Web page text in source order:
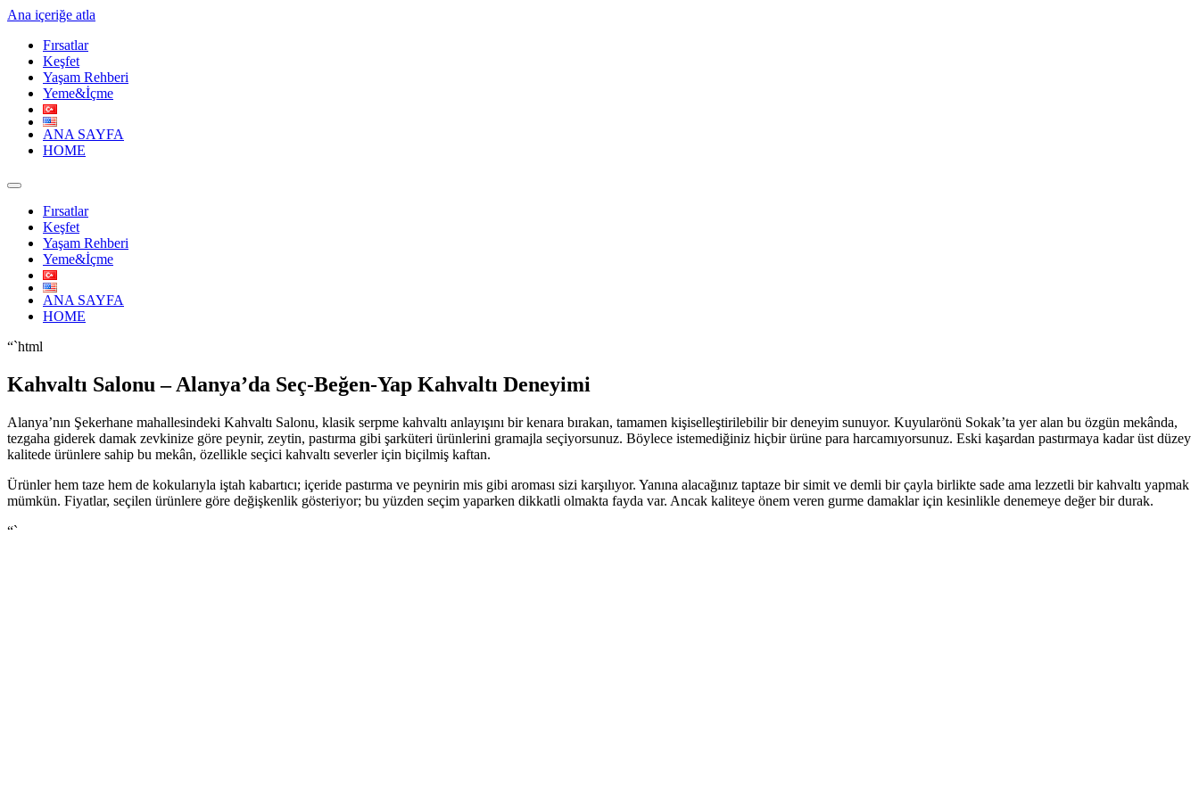
Ana içeriğe atla
Fırsatlar
Keşfet
Yaşam Rehberi
Yeme&İçme
ANA SAYFA
HOME
Fırsatlar
Keşfet
Yaşam Rehberi
Yeme&İçme
ANA SAYFA
HOME
“`html
Kahvaltı Salonu – Alanya’da Seç-Beğen-Yap Kahvaltı Deneyimi
Alanya’nın Şekerhane mahallesindeki Kahvaltı Salonu, klasik serpme kahvaltı anlayışını bir kenara bırakan, tamamen kişiselleştirilebilir bir deneyim sunuyor. Kuyularönü Sokak’ta yer alan bu özgün mekânda,
tezgaha giderek damak zevkinize göre peynir, zeytin, pastırma gibi şarküteri ürünlerini gramajla seçiyorsunuz. Böylece istemediğiniz hiçbir ürüne para harcamıyorsunuz. Eski kaşardan pastırmaya kadar üst düzey
kalitede ürünlere sahip bu mekân, özellikle seçici kahvaltı severler için biçilmiş kaftan.
Ürünler hem taze hem de kokularıyla iştah kabartıcı; içeride pastırma ve peynirin mis gibi aroması sizi karşılıyor. Yanına alacağınız taptaze bir simit ve demli bir çayla birlikte sade ama lezzetli bir kahvaltı yapmak
mümkün. Fiyatlar, seçilen ürünlere göre değişkenlik gösteriyor; bu yüzden seçim yaparken dikkatli olmakta fayda var. Ancak kaliteye önem veren gurme damaklar için kesinlikle denemeye değer bir durak.
“`